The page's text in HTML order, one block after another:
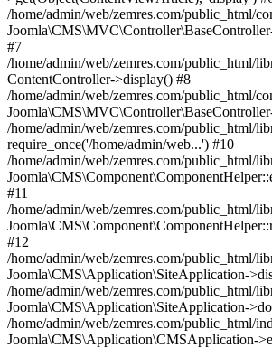
/home/admin/web/zemres.com/public_html/
#7
/home/admin/web/zemres.com/public_html/
ContentController->display() #8
/home/admin/web/zemres.com/public_html/
/home/admin/web/zemres.com/public_html/
require_once('/home/admin/web...') #10
/home/admin/web/zemres.com/public_html/
#11
/home/admin/web/zemres.com/public_html/
#12
/home/admin/web/zemres.com/public_html/
Joomla\CMS\Application\SiteApplication-
/home/admin/web/zemres.com/public_html/
Joomla\CMS\Application\SiteApplication-
/home/admin/web/zemres.com/public_html/
Joomla\CMS\Application\CMSApplication-